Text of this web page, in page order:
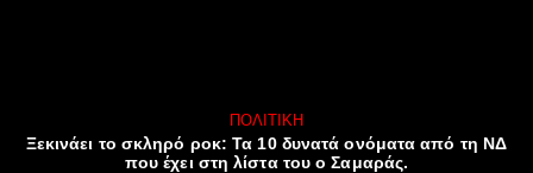
ΠΟΛΙΤΙΚΉ
Ξεκινάει το σκληρό ροκ: Τα 10 δυνατά ονόματα από τη ΝΔ
που έχει στη λίστα του ο Σαμαράς.